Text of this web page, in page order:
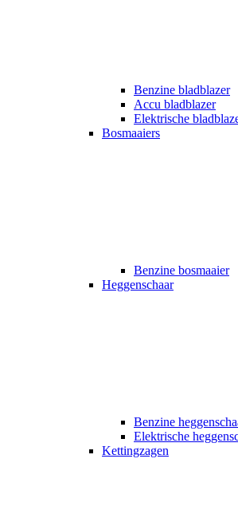
Benzine bladblazer
Accu bladblazer
Elektrische
Bosmaaiers
Benzine bosmaaier
Heggenschaar
Benzine
Elektrische
Kettingzagen